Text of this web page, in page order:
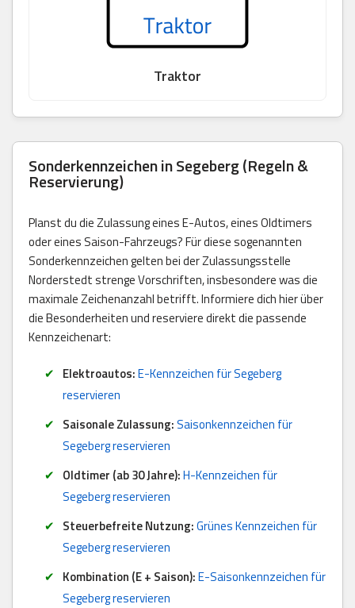
Traktor
Sonderkennzeichen in Segeberg (Regeln &
Reservierung)
Planst du die Zulassung eines E-Autos, eines Oldtimers
oder eines Saison-Fahrzeugs? Für diese sogenannten
Sonderkennzeichen gelten bei der Zulassungsstelle
Norderstedt strenge Vorschriften, insbesondere was die
maximale Zeichenanzahl betrifft. Informiere dich hier über
die Besonderheiten und reserviere direkt die passende
Kennzeichenart:
Elektroautos:E-Kennzeichen für Segeberg
reservieren
Saisonale Zulassung:Saisonkennzeichen für
Segeberg reservieren
Oldtimer (ab 30 Jahre):H-Kennzeichen für
Segeberg reservieren
Steuerbefreite Nutzung:Grünes Kennzeichen für
Segeberg reservieren
Kombination (E + Saison):E-Saisonkennzeichen für
Segeberg reservieren